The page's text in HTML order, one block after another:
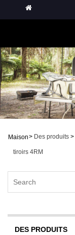
Maison> Des produits >
tiroirs 4RM
DES PRODUITS